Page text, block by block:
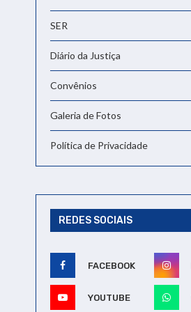
SER
Diário da Justiça
Convênios
Galeria de Fotos
Política de Privacidade
REDES SOCIAIS
FACEBOOK
YOUTUBE